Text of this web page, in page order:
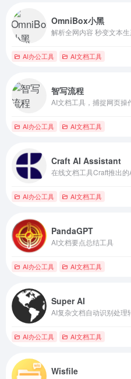
OmniBox小黑
解析全网内容 秒变文本生
AI办公工具 AI文档工具
智写流程
AI文档工具，捕捉网页操
AI办公工具 AI文档工具
Craft AI Assistant
在线文档工具Craft推出
AI办公工具 AI文档工具
PandaGPT
AI文档要点总结工具
AI办公工具 AI文档工具
Super AI
AI复杂文档自动识别处理
AI办公工具 AI文档工具
Wisfile